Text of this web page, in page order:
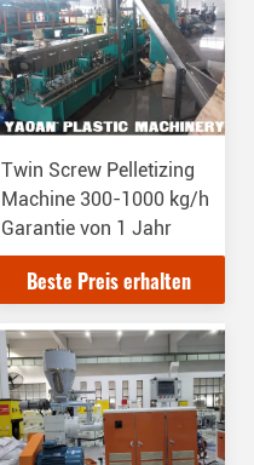
Twin Screw Pelletizing
Machine 300-1000 kg/h
Garantie von 1 Jahr
Beste Preis erhalten